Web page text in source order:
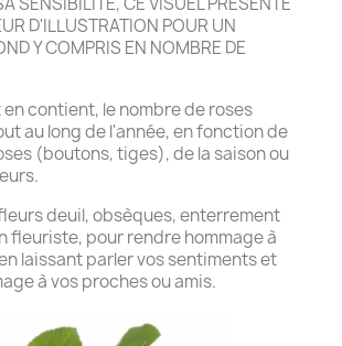
D'ILLUSTRATION POUR UN
Y COMPRIS EN NOMBRE DE
contient, le nombre de roses
au long de l'année, en fonction de
(boutons, tiges), de la saison ou
deuil, obsèques, enterrement
fleuriste, pour rendre hommage à
laissant parler vos sentiments et
à vos proches ou amis.